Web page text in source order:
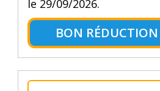
le 29/09/2026.
BON RÉDUCTION